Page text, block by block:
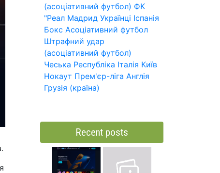
(асоціативний футбол) ФК
"Реал Мадрид Українці Іспанія
Бокс Асоціативний футбол
Штрафний удар
(асоціативний футбол)
Чеська Республіка Італія Київ
Нокаут Прем'єр-ліга Англія
Грузія (країна)
Recent posts